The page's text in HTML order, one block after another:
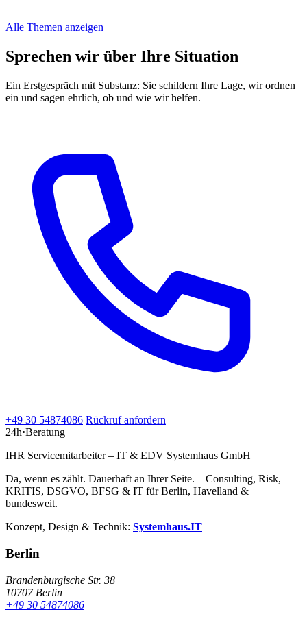
Alle Themen anzeigen
Sprechen wir über Ihre Situation
Ein Erstgespräch mit Substanz: Sie schildern Ihre Lage, wir ordnen
ein und sagen ehrlich, ob und wie wir helfen.
+49 30 54874086 Rückruf anfordern
24h·Beratung
IHR Servicemitarbeiter – IT & EDV Systemhaus GmbH
Da, wenn es zählt. Dauerhaft an Ihrer Seite. – Consulting, Risk,
KRITIS, DSGVO, BFSG & IT für Berlin, Havelland &
bundesweit.
Konzept, Design & Technik: Systemhaus.IT
Berlin
Brandenburgische Str. 38
10707 Berlin
+49 30 54874086